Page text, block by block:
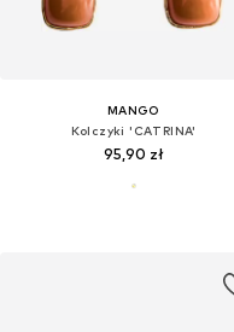
MANGO
Kolczyki 'CATRINA'
95,90 zł